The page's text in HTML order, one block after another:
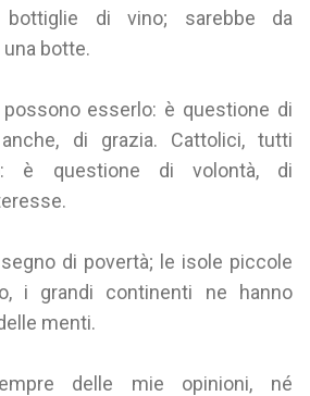
bottiglie di vino; sarebbe da
botte.
esserlo: è questione di
di grazia. Cattolici, tutti
è questione di volontà, di
di povertà; le isole piccole
i grandi continenti ne hanno
menti.
delle mie opinioni, né